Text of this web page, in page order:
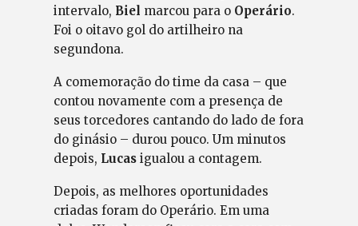
intervalo, Biel marcou para oOperário.
Foi o oitavo gol do artilheiro na
segundona.
A comemoração do time da casa – que
contou novamente com a presença de
seus torcedores cantando do lado de fora
do ginásio – durou pouco. Um minutos
depois, Lucasigualou a contagem.
Depois, as melhores oportunidades
criadas foram do Operário. Em uma